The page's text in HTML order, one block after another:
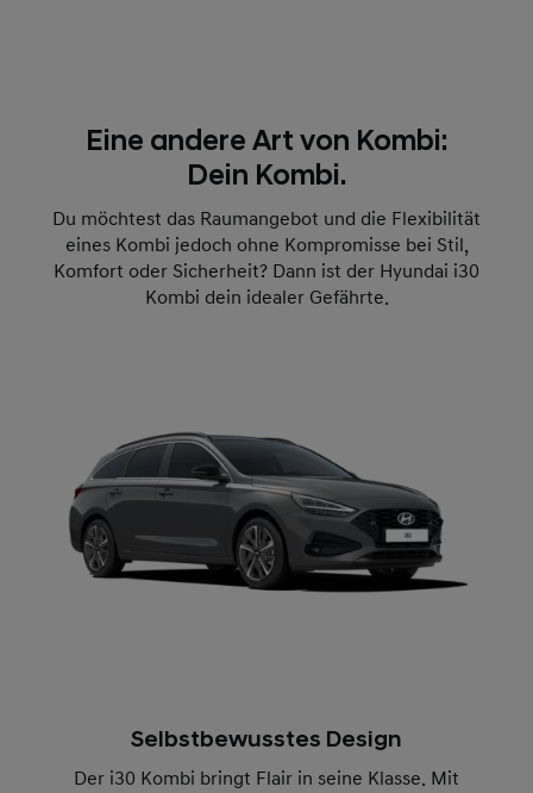
Eine andere Art von Kombi:
Dein Kombi.
Du möchtest das Raumangebot und die Flexibilität
eines Kombi jedoch ohne Kompromisse bei Stil,
Komfort oder Sicherheit? Dann ist der Hyundai i30
Kombi dein idealer Gefährte.
Selbstbewusstes Design
Der i30 Kombi bringt Flair in seine Klasse. Mit